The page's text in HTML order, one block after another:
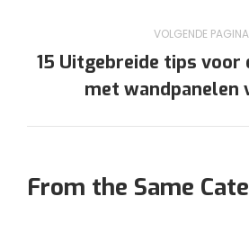
VOLGENDE PAGINA
pagina
15 Uitgebreide tips voor
met wandpanelen
From the Same